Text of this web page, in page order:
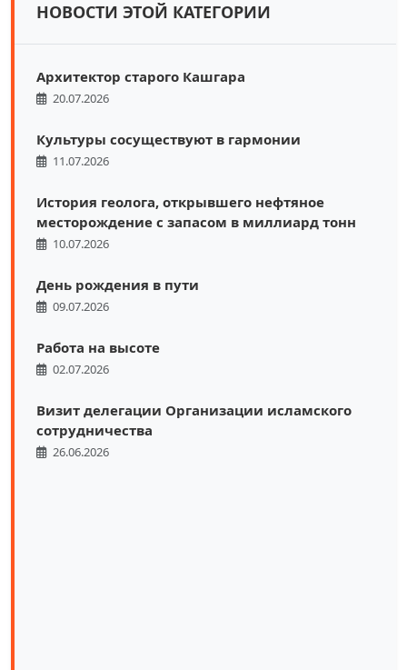
НОВОСТИ ЭТОЙ КАТЕГОРИИ
Архитектор старого Кашгара
20.07.2026
Культуры сосуществуют в гармонии
11.07.2026
История геолога, открывшего нефтяное
месторождение с запасом в миллиард тонн
10.07.2026
День рождения в пути
09.07.2026
Работа на высоте
02.07.2026
Визит делегации Организации исламского
сотрудничества
26.06.2026